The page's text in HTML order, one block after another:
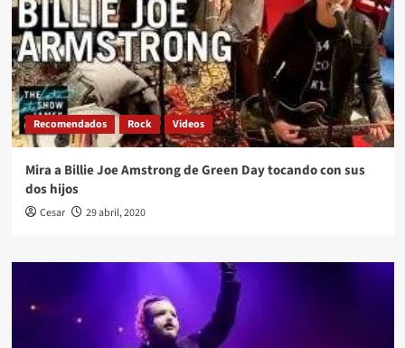
Recomendados Rock Videos
Mira a Billie Joe Amstrong de Green Day tocando con sus
dos hijos
Cesar 29 abril, 2020